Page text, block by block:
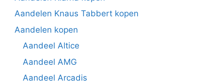
Aandelen Knaus Tabbert kopen
Aandelen kopen
Aandeel Altice
Aandeel AMG
Aandeel Arcadis